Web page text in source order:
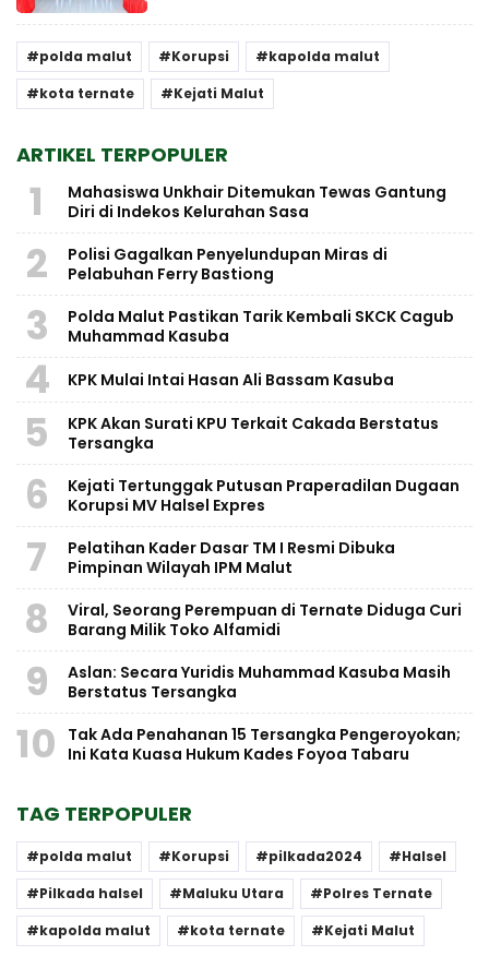
polda malut Korupsi
kapolda malut
kota ternate
Kejati Malut
ARTIKEL TERPOPULER
1
Mahasiswa Unkhair Ditemukan Tewas Gantung
Diri di Indekos Kelurahan Sasa
2
Polisi Gagalkan Penyelundupan Miras di
Pelabuhan Ferry Bastiong
3
Polda Malut Pastikan Tarik Kembali SKCK Cagub
Muhammad Kasuba
4 KPK Mulai Intai Hasan Ali Bassam Kasuba
5
KPK Akan Surati KPU Terkait Cakada Berstatus
Tersangka
6
Kejati Tertunggak Putusan Praperadilan Dugaan
Korupsi MV Halsel Expres
7
Pelatihan Kader Dasar TM I Resmi Dibuka
Pimpinan Wilayah IPM Malut
8
Viral, Seorang Perempuan di Ternate Diduga Curi
Barang Milik Toko Alfamidi
9
Aslan: Secara Yuridis Muhammad Kasuba Masih
Berstatus Tersangka
10
Tak Ada Penahanan 15 Tersangka Pengeroyokan;
Ini Kata Kuasa Hukum Kades Foyoa Tabaru
TAG TERPOPULER
polda malut Korupsi pilkada2024
Halsel
Pilkada halsel
Maluku Utara
Polres Ternate
kapolda malut
kota ternate Kejati Malut